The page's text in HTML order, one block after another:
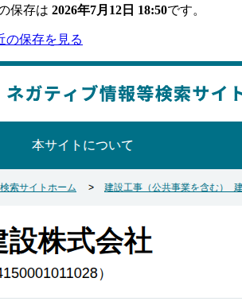
保存は 2026年7月12日 18:50です。
の保存を見る